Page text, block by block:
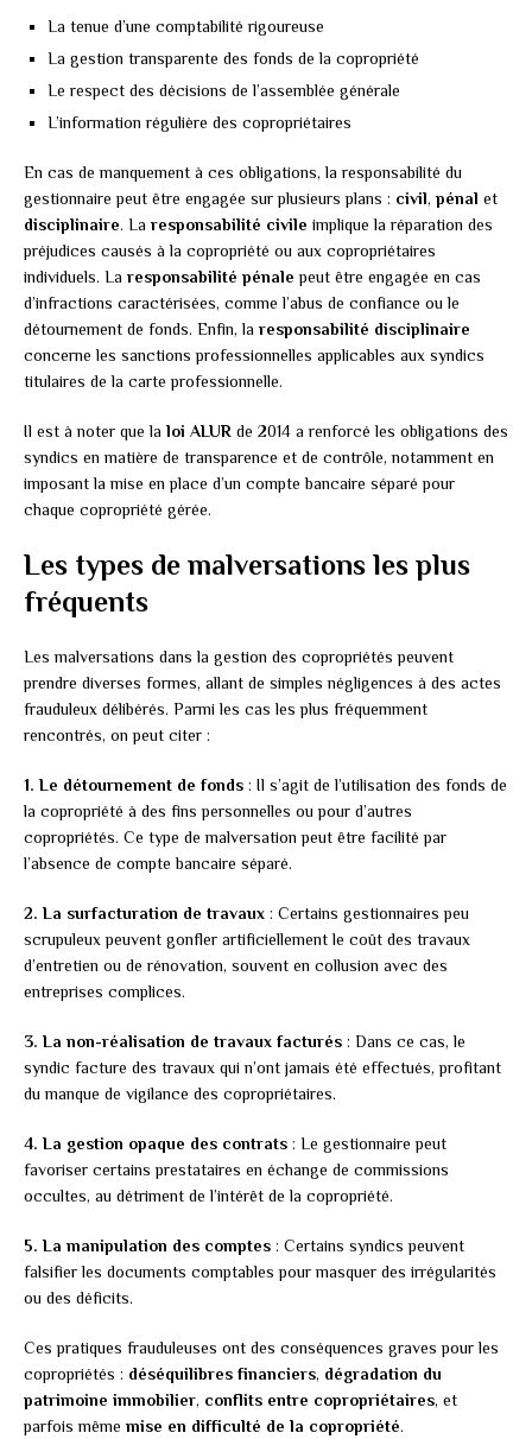
La tenue d’une comptabilité rigoureuse
La gestion transparente des fonds de la copropriété
Le respect des décisions de l’assemblée générale
L’information régulière des copropriétaires
En cas de manquement à ces obligations, la responsabilité du
gestionnaire peut être engagée sur plusieurs plans : civil, pénal et
disciplinaire. La responsabilité civile implique la réparation des
préjudices causés à la copropriété ou aux copropriétaires
individuels. La responsabilité pénale peut être engagée en cas
d’infractions caractérisées, comme l’abus de confiance ou le
détournement de fonds. Enfin, la responsabilité disciplinaire
concerne les sanctions professionnelles applicables aux syndics
titulaires de la carte professionnelle.
Il est à noter que la loi ALUR de 2014 a renforcé les obligations des
syndics en matière de transparence et de contrôle, notamment en
imposant la mise en place d’un compte bancaire séparé pour
chaque copropriété gérée.
Les types de malversations les plus
fréquents
Les malversations dans la gestion des copropriétés peuvent
prendre diverses formes, allant de simples négligences à des actes
frauduleux délibérés. Parmi les cas les plus fréquemment
rencontrés, on peut citer :
1. Le détournement de fonds : Il s’agit de l’utilisation des fonds de
la copropriété à des fins personnelles ou pour d’autres
copropriétés. Ce type de malversation peut être facilité par
l’absence de compte bancaire séparé.
2. La surfacturation de travaux : Certains gestionnaires peu
scrupuleux peuvent gonfler artificiellement le coût des travaux
d’entretien ou de rénovation, souvent en collusion avec des
entreprises complices.
3. La non-réalisation de travaux facturés : Dans ce cas, le
syndic facture des travaux qui n’ont jamais été effectués, profitant
du manque de vigilance des copropriétaires.
4. La gestion opaque des contrats : Le gestionnaire peut
favoriser certains prestataires en échange de commissions
occultes, au détriment de l’intérêt de la copropriété.
5. La manipulation des comptes : Certains syndics peuvent
falsifier les documents comptables pour masquer des irrégularités
ou des déficits.
Ces pratiques frauduleuses ont des conséquences graves pour les
copropriétés : déséquilibres financiers, dégradation du
patrimoine immobilier, conflits entre copropriétaires, et
parfois même mise en difficulté de la copropriété.